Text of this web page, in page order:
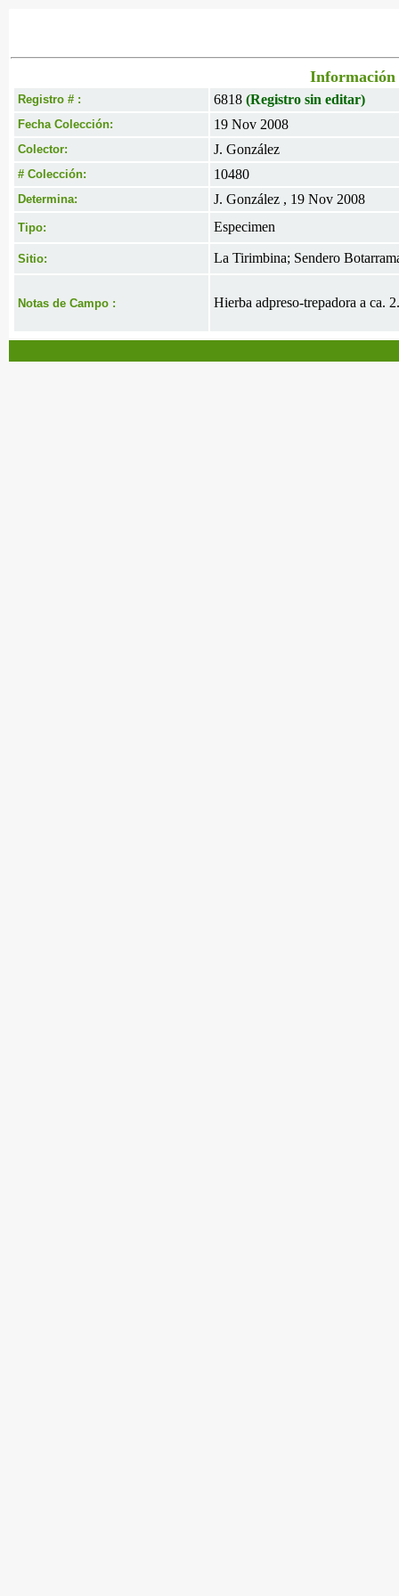
Información
Registro # : 6818 (Registro sin editar)
Fecha Colección: 19 Nov 2008
Colector: J. González
# Colección: 10480
Determina: J. González , 19 Nov 2008
Tipo: Especimen
Sitio: La Tirimbina; Sendero
Notas de Campo : Hierba adpreso-trepadora a ca.